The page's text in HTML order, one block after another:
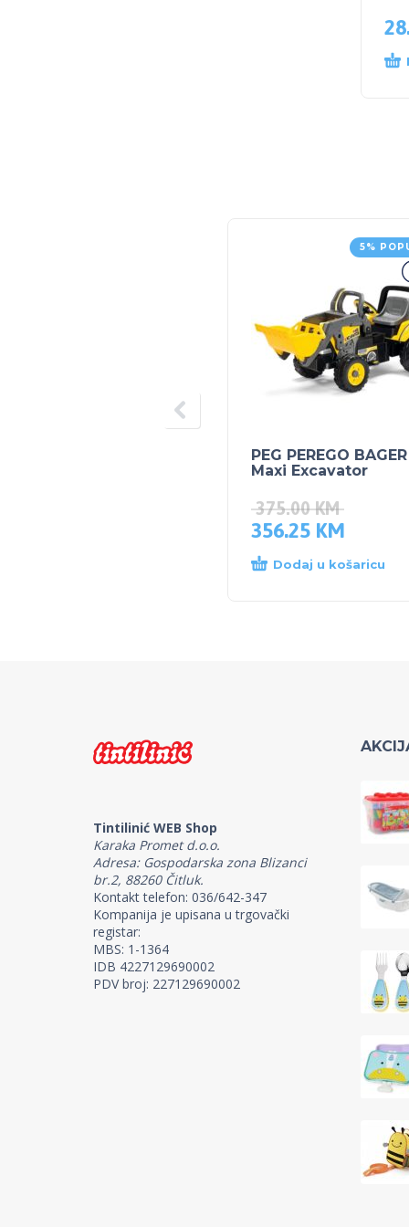
5%
PEG PEREGO BAGER
Maxi Excavator
375.00KM
356.25 KM
Dodaj u košaricu
Tintilinić WEB Shop
Karaka Promet d.o.o.
Adresa: Gospodarska zona Blizanci
br.2, 88260 Čitluk.
Kontakt telefon: 036/642-347
Kompanija je upisana u trgovački
registar:
MBS: 1-1364
IDB 4227129690002
PDV broj: 227129690002